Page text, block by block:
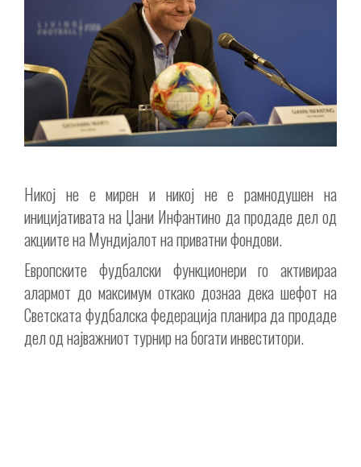
Никој не е мирен и никој не е рамнодушен на
иницијативата на Џани Инфантино да продаде дел од
акциите на Мундијалот на приватни фондови.
Европските фудбалски функционери го активираа
алармот до максимум откако дознаа дека шефот на
Светската фудбалска федерација планира да продаде
дел од најважниот турнир на богати инвеститори.